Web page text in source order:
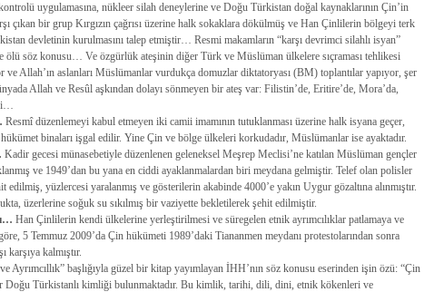
uygulamasına, nükleer silah deneylerine ve Doğu Türkistan doğal kaynaklarının Çin’in
çıkan bir grup Kırgızın çağrısı üzerine halk sokaklara dökülmüş ve Han Çinlilerin bölgeyi terk
devletinin kurulmasını talep etmiştir… Resmi makamların “karşı devrimci silahlı isyan”
ölü söz konusu… Ve özgürlük ateşinin diğer Türk ve Müslüman ülkelere sıçraması tehlikesi
Allah’ın aslanları Müslümanlar vurdukça domuzlar diktatoryası (BM) toplantılar yapıyor, şer
Allah ve Resûl aşkından dolayı sönmeyen bir ateş var: Filistin’de, Eritire’de, Mora’da,
Resmî düzenlemeyi kabul etmeyen iki camii imamının tutuklanması üzerine halk isyana geçer,
binaları işgal edilir. Yine Çin ve bölge ülkeleri korkudadır, Müslümanlar ise ayaktadır.
Kadir gecesi münasebetiyle düzenlenen geleneksel Meşrep Meclisi’ne katılan Müslüman gençler
ve 1949’dan bu yana en ciddi ayaklanmalardan biri meydana gelmiştir. Telef olan polisler
edilmiş, yüzlercesi yaralanmış ve gösterilerin akabinde 4000’e yakın Uygur gözaltına alınmıştır.
üzerlerine soğuk su sıkılmış bir vaziyette bekletilerek şehit edilmiştir.
Han Çinlilerin kendi ülkelerine yerleştirilmesi ve süregelen etnik ayrımcılıklar patlamaya ve
5 Temmuz 2009’da Çin hükümeti 1989’daki Tiananmen meydanı protestolarından sonra
karşıya kalmıştır.
Ayrımcıllık” başlığıyla güzel bir kitap yayımlayan İHH’nın söz konusu eserinden işin özü: “Çin
Doğu Türkistanlı kimliği bulunmaktadır. Bu kimlik, tarihi, dili, dini, etnik kökenleri ve